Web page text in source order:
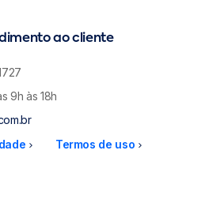
ao cliente
9h às 18h
menu_right Termos de uso menu_right